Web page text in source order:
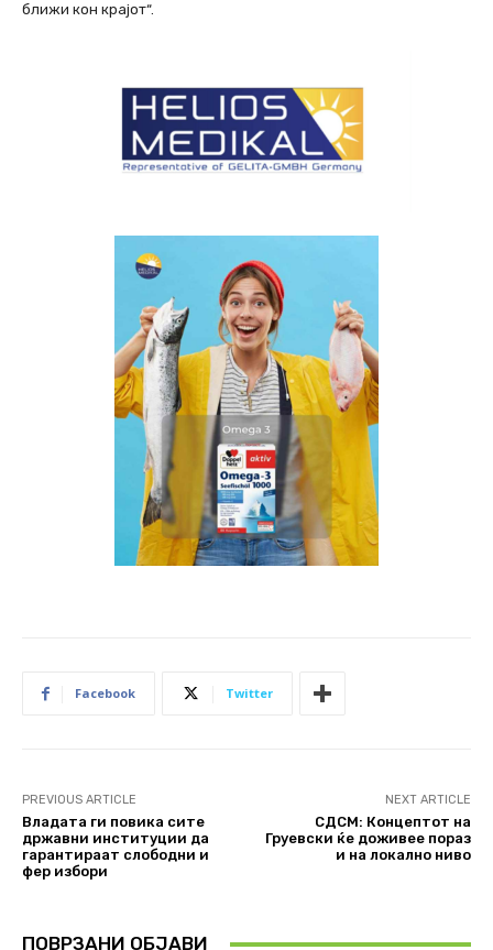
ближи кон крајот“.
Facebook Twitter
PREVIOUS ARTICLE
Владата ги повика сите
државни институции да
гарантираат слободни и
фер избори
NEXT ARTICLE
СДСМ: Концептот на
Груевски ќе доживее пораз
и на локално ниво
ПОВРЗАНИ ОБЈАВИ